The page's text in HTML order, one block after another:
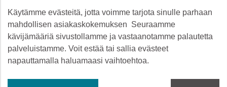
Twitter
Instagram
Käytämme evästeitä, jotta voimme tarjota sinulle parhaan
mahdollisen asiakaskokemuksen Seuraamme
kävijämääriä sivustollamme ja vastaanotamme palautetta
palveluistamme. Voit estää tai sallia evästeet
napauttamalla haluamaasi vaihtoehtoa.